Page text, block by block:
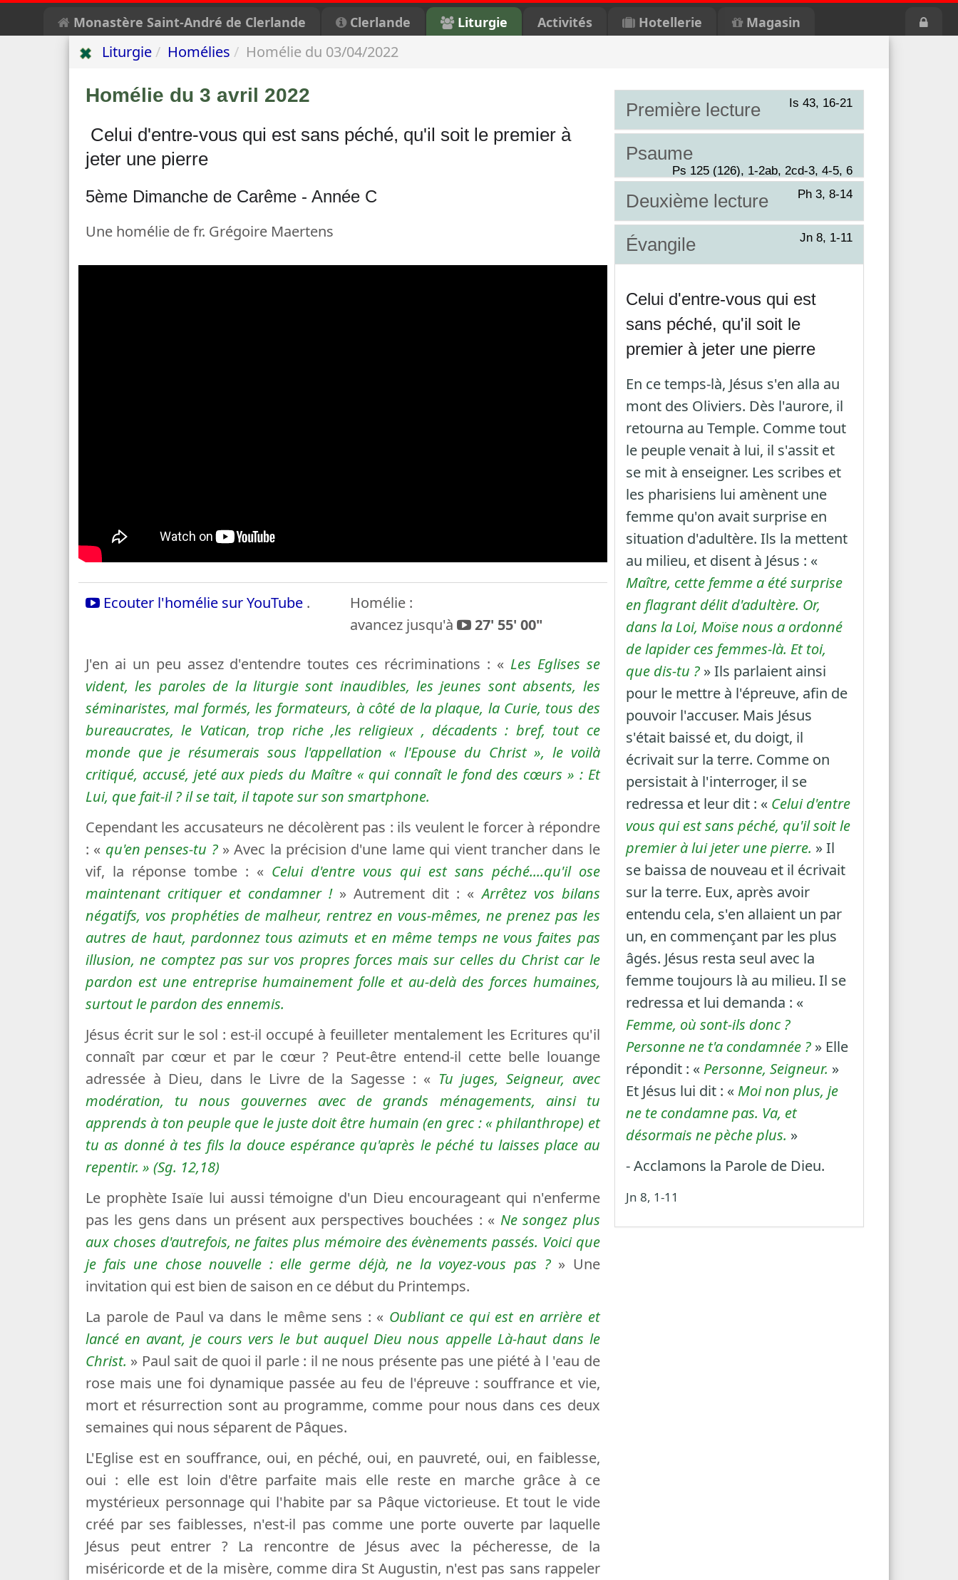
Monastère Saint-André de Clerlande Clerlande Liturgie Activités Hotellerie Magasin
Liturgie Homélies Homélie du 03/04/2022
Homélie du 3 avril 2022
Celui d'entre-vous qui est sans péché, qu'il soit le premier à
jeter une pierre
5ème Dimanche de Carême - Année C
Une homélie de fr. Grégoire Maertens
Ecouter l'homélie sur YouTube .
Homélie :
avancez jusqu'à
27' 55' 00"
J'en ai un peu assez d'entendre toutes ces récriminations : « Les Eglises se
vident, les paroles de la liturgie sont inaudibles, les jeunes sont absents, les
séminaristes, mal formés, les formateurs, à côté de la plaque, la Curie, tous des
bureaucrates, le Vatican, trop riche ,les religieux , décadents : bref, tout ce
monde que je résumerais sous l'appellation «l'Epouse du Christ», le voilà
critiqué, accusé, jeté aux pieds du Maître « qui connaît le fond des cœurs » : Et
Lui, que fait-il ? il se tait, il tapote sur son smartphone.
Cependant les accusateurs ne décolèrent pas : ils veulent le forcer à répondre
: « qu'en penses-tu ?» Avec la précision d'une lame qui vient trancher dans le
vif, la réponse tombe : « Celui d'entre vous qui est sans péché....qu'il ose
maintenant critiquer et condamner !» Autrement dit : «Arrêtez vos bilans
négatifs, vos prophéties de malheur, rentrez en vous-mêmes, ne prenez pas les
autres de haut, pardonnez tous azimuts et en même temps ne vous faites pas
illusion, ne comptez pas sur vos propres forces mais sur celles du Christ car le
pardon est une entreprise humainement folle et au-delà des forces humaines,
surtout le pardon des ennemis.
Jésus écrit sur le sol : est-il occupé à feuilleter mentalement les Ecritures qu'il
connaît par cœur et par le cœur ? Peut-être entend-il cette belle louange
adressée à Dieu, dans le Livre de la Sagesse : « Tu juges, Seigneur, avec
modération, tu nous gouvernes avec de grands ménagements, ainsi tu
apprends à ton peuple que le juste doit être humain (en grec : «philanthrope) et
tu as donné à tes fils la douce espérance qu'après le péché tu laisses place au
repentir. » (Sg. 12,18)
Le prophète Isaïe lui aussi témoigne d'un Dieu encourageant qui n'enferme
pas les gens dans un présent aux perspectives bouchées : « Ne songez plus
aux choses d'autrefois, ne faites plus mémoire des évènements passés. Voici que
je fais une chose nouvelle : elle germe déjà, ne la voyez-vous pas ?» Une
invitation qui est bien de saison en ce début du Printemps.
La parole de Paul va dans le même sens : « Oubliant ce qui est en arrière et
lancé en avant, je cours vers le but auquel Dieu nous appelle Là-haut dans le
Christ. » Paul sait de quoi il parle : il ne nous présente pas une piété à l 'eau de
rose mais une foi dynamique passée au feu de l'épreuve : souffrance et vie,
mort et résurrection sont au programme, comme pour nous dans ces deux
semaines qui nous séparent de Pâques.
L'Eglise est en souffrance, oui, en péché, oui, en pauvreté, oui, en faiblesse,
oui : elle est loin d'être parfaite mais elle reste en marche grâce à ce
mystérieux personnage qui l'habite par sa Pâque victorieuse. Et tout le vide
créé par ses faiblesses, n'est-il pas comme une porte ouverte par laquelle
Jésus peut entrer ? La rencontre de Jésus avec la pécheresse, de la
miséricorde et de la misère, comme dira St Augustin, n'est pas sans rappeler
Première lecture Is 43, 16-21
Psaume
Ps 125 (126), 1-2ab, 2cd-3, 4-5, 6
Deuxième lecture Ph 3, 8-14
Évangile Jn 8, 1-11
Celui d'entre-vous qui est
sans péché, qu'il soit le
premier à jeter une pierre
En ce temps-là, Jésus s'en alla au
mont des Oliviers. Dès l'aurore, il
retourna au Temple. Comme tout
le peuple venait à lui, il s'assit et
se mit à enseigner. Les scribes et
les pharisiens lui amènent une
femme qu'on avait surprise en
situation d'adultère. Ils la mettent
au milieu, et disent à Jésus : «
Maître, cette femme a été surprise
en flagrant délit d'adultère. Or,
dans la Loi, Moïse nous a ordonné
de lapider ces femmes-là. Et toi,
que dis-tu ?» Ils parlaient ainsi
pour le mettre à l'épreuve, afin de
pouvoir l'accuser. Mais Jésus
s'était baissé et, du doigt, il
écrivait sur la terre. Comme on
persistait à l'interroger, il se
redressa et leur dit : « Celui d'entre
vous qui est sans péché, qu'il soit le
premier à lui jeter une pierre. » Il
se baissa de nouveau et il écrivait
sur la terre. Eux, après avoir
entendu cela, s'en allaient un par
un, en commençant par les plus
âgés. Jésus resta seul avec la
femme toujours là au milieu. Il se
redressa et lui demanda : «
Femme, où sont-ils donc ?
Personne ne t'a condamnée ?» Elle
répondit : « Personne, Seigneur. »
Et Jésus lui dit : « Moi non plus, je
ne te condamne pas. Va, et
désormais ne pèche plus. »
- Acclamons la Parole de Dieu.
Jn 8, 1-11